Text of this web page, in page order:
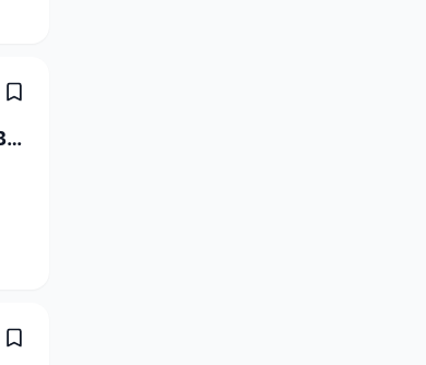
Vorpraktikantin/Vorpraktikant Handtherapie Bruderholz Frühling 2027 (a) 100%